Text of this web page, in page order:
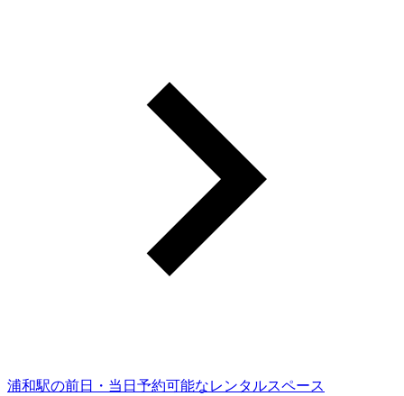
浦和駅の前日・当日予約可能なレンタルスペース